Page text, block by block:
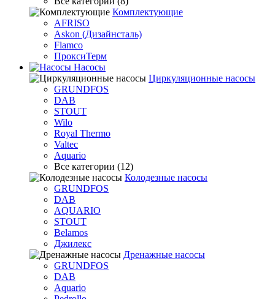
Комплектующие
AFRISO
Askon (Дизайнсталь)
Flamco
ПроксиТерм
Насосы
Циркуляционные насосы
GRUNDFOS
DAB
STOUT
Wilo
Royal Thermo
Valtec
Aquario
Все категории (12)
Колодезные насосы
GRUNDFOS
DAB
AQUARIO
STOUT
Belamos
Джилекс
Дренажные насосы
GRUNDFOS
DAB
Aquario